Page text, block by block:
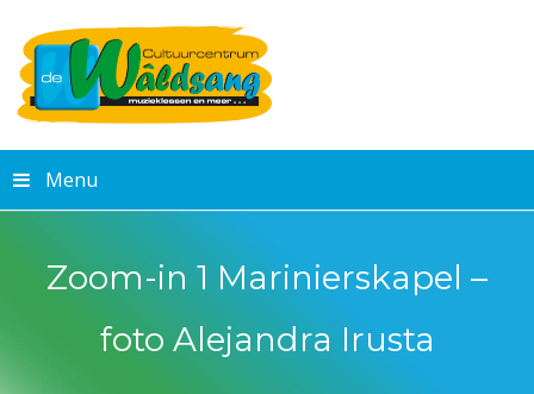
Menu
Zoom-in 1 Marinierskapel –
foto Alejandra Irusta